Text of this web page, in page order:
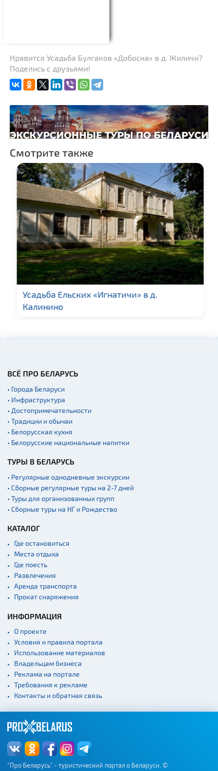
Нравится Усадьба Булгаков «Добосна» в д. Жиличи?
Поделись с друзьями!
Смотрите также
Усадьба Ельских «Игнатичи» в д.
Калинино
ВСЁ ПРО БЕЛАРУСЬ
• Города Беларуси
• Инфраструктура
• Достопримечательности
• Традиции и обычаи
• Белорусская кухня
• Белорусские национальные напитки
ТУРЫ В БЕЛАРУСЬ
• Регулярные однодневные экскурсии
• Сборные регулярные туры на 2-7 дней
• Туры для организованных групп
• Сборные туры на НГ и Рождество
КАТАЛОГ
Где остановиться
Места отдыха
Где поесть
Развлечения
Аренда транспорта
Прокат снаряжения
ИНФОРМАЦИЯ
О проекте
Условия и правила портала
Использование материалов
Владельцам бизнеса
Реклама на портале
Требования к рекламе
Контакты и обратная связь
"Про Беларусь" - туристический портал о Беларуси. ©